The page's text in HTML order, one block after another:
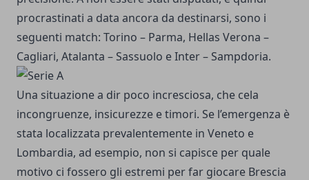
procrastinati a data ancora da destinarsi, sono i
seguenti match: Torino – Parma, Hellas Verona –
Cagliari, Atalanta – Sassuolo e Inter – Sampdoria.
Una situazione a dir poco incresciosa, che cela
incongruenze, insicurezze e timori. Se l’emergenza è
stata localizzata prevalentemente in Veneto e
Lombardia, ad esempio, non si capisce per quale
motivo ci fossero gli estremi per far giocare Brescia